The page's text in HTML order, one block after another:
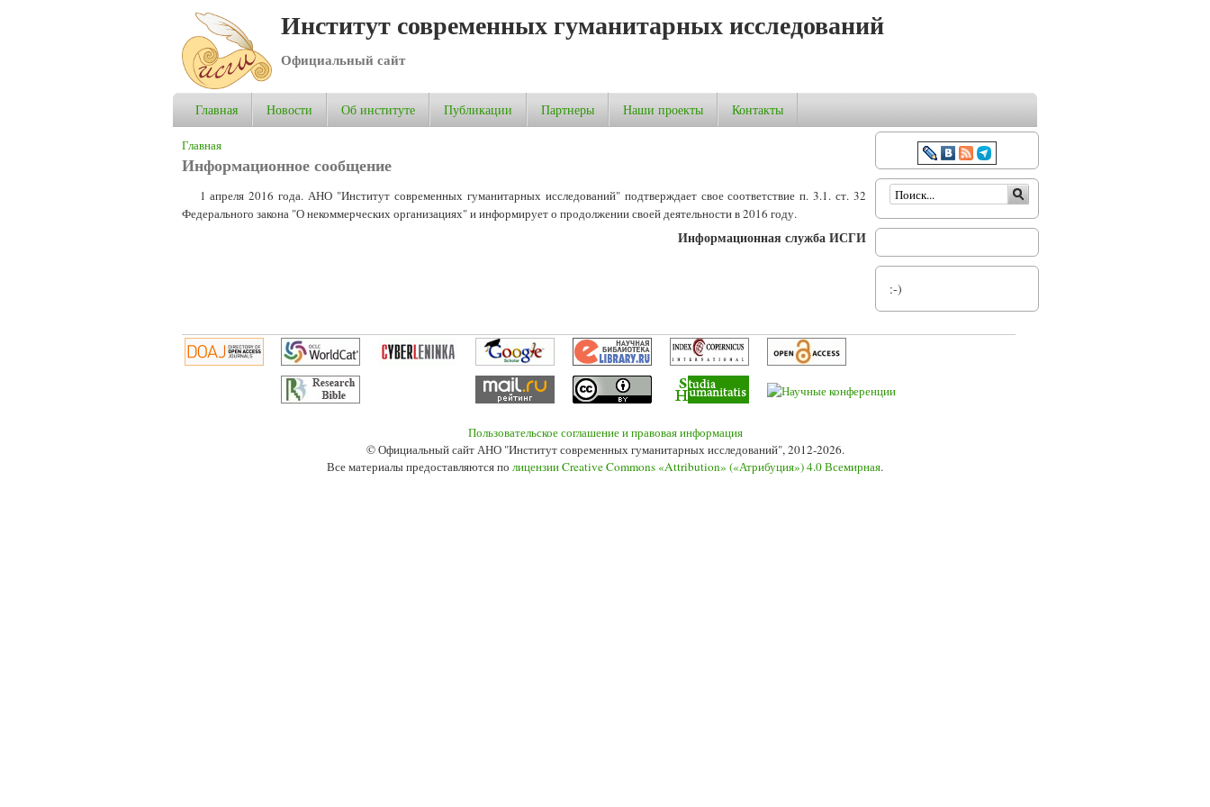
Институт современных гуманитарных исследований
Официальный сайт
Главная Новости Об институте Публикации Партнеры Наши проекты Контакты
Вы здесь
Главная
Информационное сообщение
1 апреля 2016 года. АНО "Институт современных гуманитарных исследований" подтверждает свое соответствие п. 3.1. ст. 32
Федерального закона "О некоммерческих организациях" и информирует о продолжении своей деятельности в 2016 году.
Информационная служба ИСГИ
Форма поиска
:-)
Пользовательское соглашение и правовая информация
© Официальный сайт АНО "Институт современных гуманитарных исследований", 2012-2026.
Все материалы предоставляются по лицензии Creative Commons «Attribution» («Атрибуция») 4.0 Всемирная.